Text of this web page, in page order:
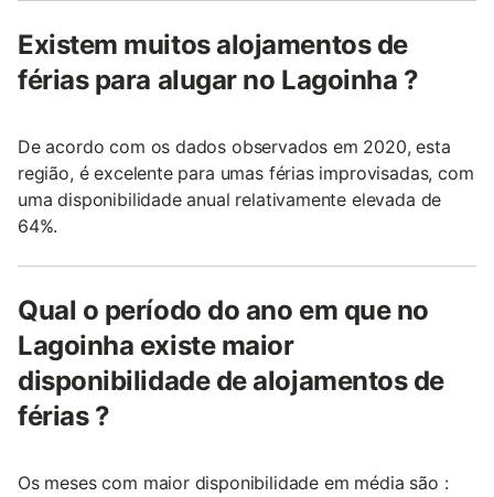
Existem muitos alojamentos de
férias para alugar no Lagoinha ?
De acordo com os dados observados em 2020, esta
região, é excelente para umas férias improvisadas, com
uma disponibilidade anual relativamente elevada de
64%.
Qual o período do ano em que no
Lagoinha existe maior
disponibilidade de alojamentos de
férias ?
Os meses com maior disponibilidade em média são :